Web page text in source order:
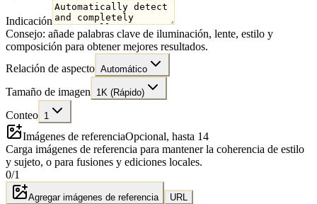
Indicación
Consejo: añade palabras clave de iluminación, lente, estilo y
composición para obtener mejores resultados.
Relación de aspecto Automático
Tamaño de imagen 1K (Rápido)
Conteo 1
Imágenes de referenciaOpcional, hasta 14
Carga imágenes de referencia para mantener la coherencia de estilo
y sujeto, o para fusiones y ediciones locales.
0/1
Agregar imágenes de referencia URL